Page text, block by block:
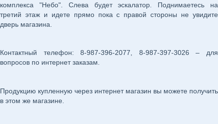
комплекса "Небо". Слева будет эскалатор. Поднимаетесь на
третий этаж и идете прямо пока с правой стороны не увидите
дверь магазина.
Контактный телефон: 8-987-396-2077, 8-987-397-3026 – для
вопросов по интернет заказам.
Продукцию купленную через интернет магазин вы можете получить
в этом же магазине.